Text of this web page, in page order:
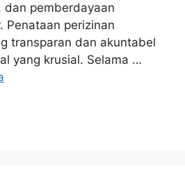
dan pemberdayaan
Penataan perizinan
transparan dan akuntabel
yang krusial. Selama …